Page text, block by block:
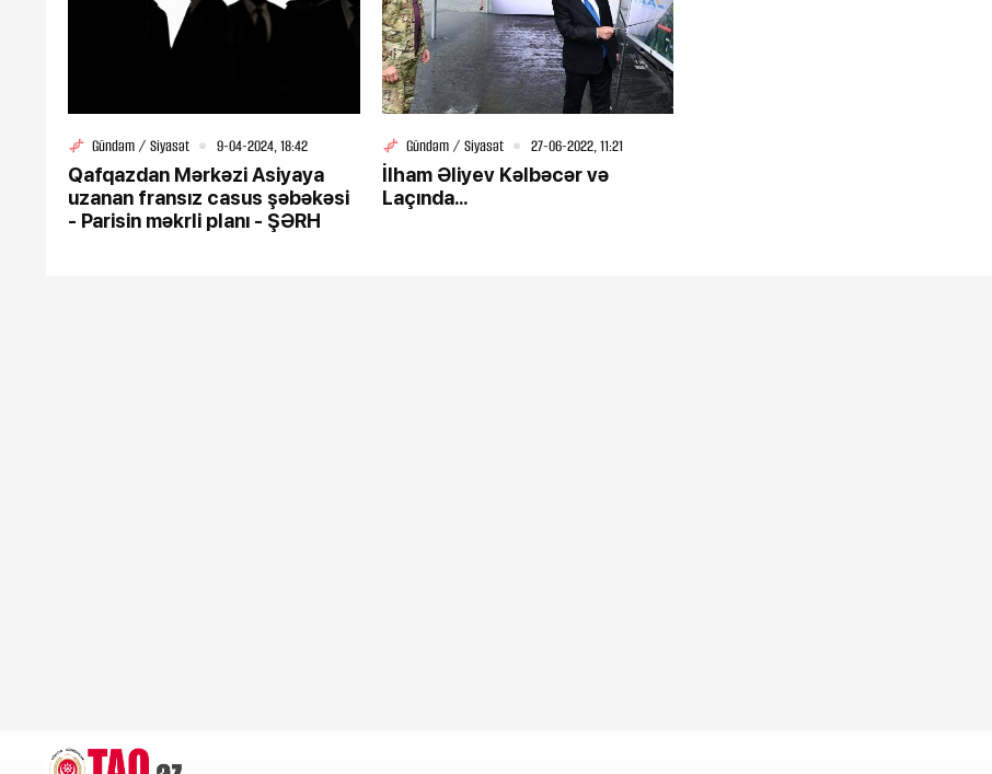
Gündəm / Siyasət 9-04-2024, 18:42
Qafqazdan Mərkəzi Asiyaya
uzanan fransız casus şəbəkəsi
- Parisin məkrli planı - ŞƏRH
Gündəm / Siyasət 27-06-2022, 11:21
İlham Əliyev Kəlbəcər və
Laçında...